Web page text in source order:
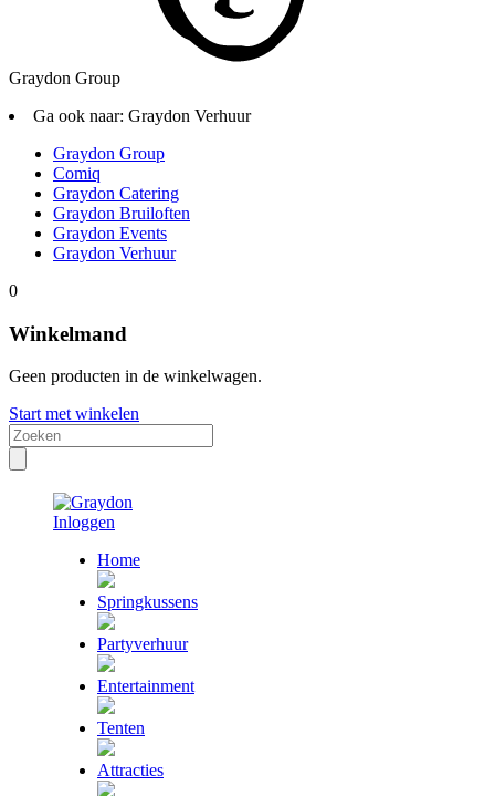
Graydon Group
Ga ook naar: Graydon Verhuur
Graydon Group
Comiq
Graydon Catering
Graydon Bruiloften
Graydon Events
Graydon Verhuur
0
Winkelmand
Geen producten in de winkelwagen.
Start met winkelen
Inloggen
Home
Springkussens
Partyverhuur
Entertainment
Tenten
Attracties